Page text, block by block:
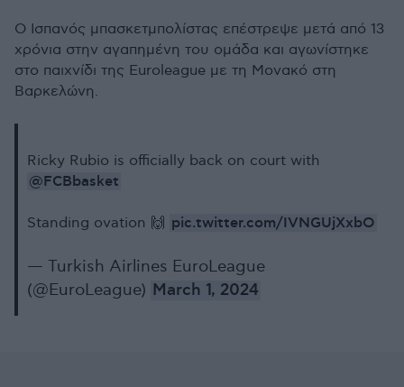
Ο Ισπανός μπασκετμπολίστας επέστρεψε μετά από 13
χρόνια στην αγαπημένη του ομάδα και αγωνίστηκε
στο παιχνίδι της Euroleague με τη Μονακό στη
Βαρκελώνη.
Ricky Rubio is officially back on court with
@FCBbasket
Standing ovation 🙌 pic.twitter.com/IVNGUjXxbO
— Turkish Airlines EuroLeague
(@EuroLeague) March 1, 2024